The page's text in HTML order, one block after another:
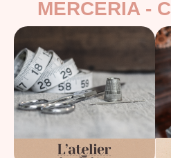
MERCERIA -